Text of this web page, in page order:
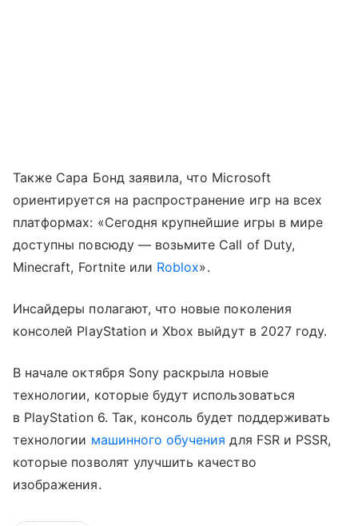
Также Сара Бонд заявила, что Microsoft
ориентируется на распространение игр на всех
платформах: «Сегодня крупнейшие игры в мире
доступны повсюду — возьмите Call of Duty,
Minecraft, Fortnite или Roblox».
Инсайдеры полагают, что новые поколения
консолей PlayStation и Xbox выйдут в 2027 году.
В начале октября Sony раскрыла новые
технологии, которые будут использоваться
в PlayStation 6. Так, консоль будет поддерживать
технологии машинного обучения для FSR и PSSR,
которые позволят улучшить качество
изображения.